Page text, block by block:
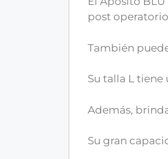
post
También
Su talla L tiene
Además,
Su gran